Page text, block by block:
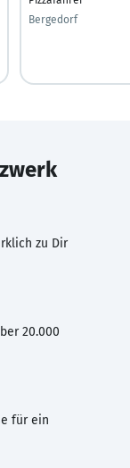
Bergedorf
zu Dir
20.000
für ein